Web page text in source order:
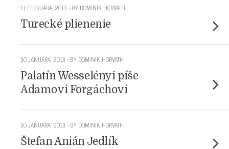
11 FEBRUÁRA, 2013 • BY DOMINIK HORVATH
Turecké plienenie
30 JANUÁRA, 2013 • BY DOMINIK HORVATH
Palatín Wesselényi píše
Adamovi Forgáchovi
30 JANUÁRA, 2013 • BY DOMINIK HORVATH
Štefan Anián Jedlík